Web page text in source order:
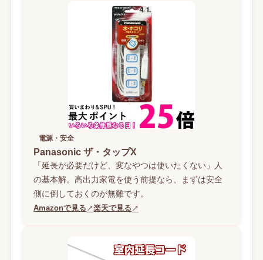
電源・安全
Panasonic ザ・タップX
「延長が必要だけど、変なやつは使いたくない」人
の基本解。高出力家電を使う前提なら、まずは安全
側に倒しておくのが無難です。
Amazonで見る ↗楽天で見る ↗